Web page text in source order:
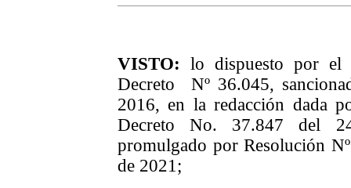
VISTO: lo dispuesto por el
Decreto Nº 36.045,
2016, en la redacción dada
Decreto No. 37.847 del
promulgado por Resolución
de 2021;